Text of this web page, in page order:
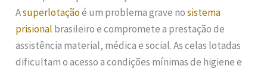
Asuperlotaçãoé um problema grave nosistema
prisional brasileiro e compromete a prestação de
assistência material, médica e social. As celas lotadas
dificultam o acesso a condições mínimas de higiene e